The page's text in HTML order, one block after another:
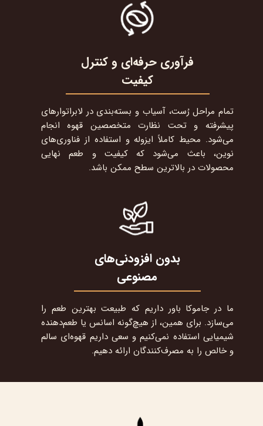
فرآوری حرفه‌ای و کنترل
کیفیت
تمام مراحل رُست، آسیاب و بسته‌بندی در لابراتوارهای
پیشرفته و تحت نظارت متخصصین قهوه انجام
می‌شود. محیط کاملاً ایزوله و استفاده از فناوری‌های
نوین، باعث می‌شود که کیفیت و طعم نهایی
محصولات در بالاترین سطح ممکن باشد.​​​​​​​
بدون افزودنی‌های
مصنوعی
ما در جاموکا باور داریم که طبیعت بهترین طعم را
می‌سازد. برای همین، از هیچ‌گونه اسانس یا طعم‌دهنده
شیمیایی استفاده نمی‌کنیم و سعی داریم قهوه‌ای سالم
و خالص را به مصرف‌کنندگان ارائه دهیم.​​​​​​​​​​​​​​